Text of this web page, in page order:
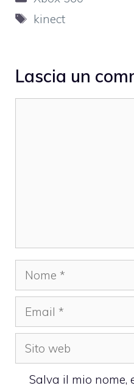
Tag
kinect
Lascia un
Nome
Email
Sito
web
Salva il mio nome,